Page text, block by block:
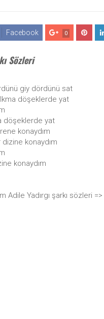
Facebook 0
Sözleri
giy dördünü sat
döşeklerde yat
döşeklerde yat
konaydım
konaydım
konaydım
Adile Yadırgı şarkı sözleri =>